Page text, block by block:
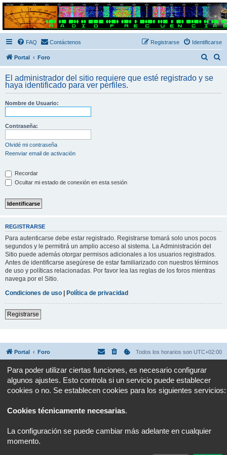
Radio Frecuencias
Foro de Radio Frecuencias
FAQ Contáctenos Identificarse
Registrarse
Portal Foro
c
s
c
El administrador del sitio requiere que esté registrado y se
haya identificado para ver perfiles.
Nombre de Usuario:
Contraseña:
Olvidé mi contraseña
Reenviar email de activación
Recordar
Ocultar mi estado de conexión en esta sesión
REGISTRARSE
Para autenticarse debe estar registrado. Registrarse tomará solo unos pocos
segundos y le permitirá un amplio acceso al sistema. La Administración del
Sitio puede además otorgar permisos adicionales a los usuarios registrados.
Antes de identificarse asegúrese de estar familiarizado con nuestros términos
de uso y políticas relacionadas. Por favor lea las reglas de los foros mientras
navega por el Sitio.
Condiciones de uso | Política de privacidad
Registrarse
Portal Foro Todos los horarios son UTC+02:00
Desarrollado porphpBB® Forum Software © phpBB Limited
Traducción al español porphpBB España
Privacidad|Condiciones
Para poder utilizar ciertas funciones, es necesario configurar
algunos ajustes. Esto controla si un servicio puede establecer
cookies o no. Se establecen cookies para los siguientes servicios:
Cookies técnicamente necesarias.
La configuración se puede cambiar más adelante en cualquier
momento.